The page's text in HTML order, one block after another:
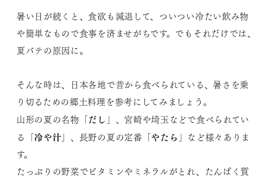
暑い日が続くと、食欲も減退して、ついつい冷たい飲み物
や簡単なもので食事を済ませがちです。でもそれだけでは、
夏バテの原因に。
そんな時は、日本各地で昔から食べられている、暑さを乗
り切るための郷土料理を参考にしてみましょう。
山形の夏の名物「だし 」、宮崎や埼玉などで食べられてい
る「冷や汁」、長野の夏の定番「やたら 」など様々ありま
す。
たっぷりの野菜でビタミンやミネラルがとれ、たんぱく質